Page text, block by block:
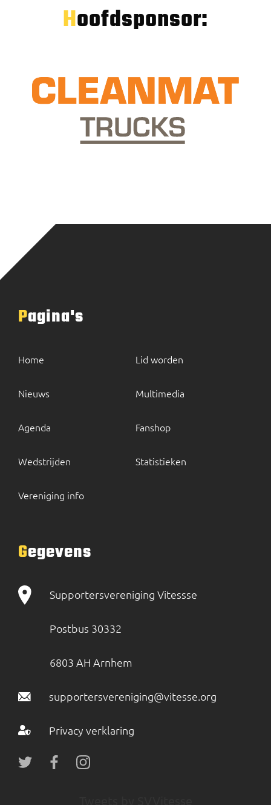
Hoofdsponsor:
Pagina's
Home
Nieuws
Agenda
Wedstrijden
Vereniging info
Lid worden
Multimedia
Fanshop
Statistieken
Gegevens
Supportersvereniging Vitessse
Postbus 30332
6803 AH Arnhem
supportersvereniging@vitesse.org
Privacy verklaring